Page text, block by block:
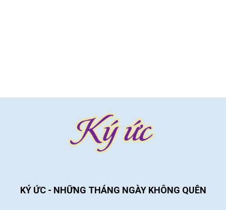
KÝ ỨC - NHỮNG THÁNG NGÀY KHÔNG QUÊN